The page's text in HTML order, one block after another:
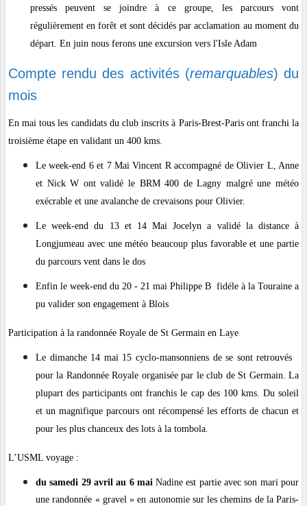
pressés peuvent se joindre à ce groupe, les parcours vont
régulièrement en forêt et sont décidés par acclamation au moment du
départ. En juin nous ferons une excursion vers l'Isle Adam
Compte rendu des activités (remarquables) du
mois
En mai tous les candidats du club inscrits à Paris-Brest-Paris ont franchi la
troisième étape en validant un 400 kms.
Le week-end 6 et 7 Mai Vincent R accompagné de Olivier L, Anne
et Nick W ont validé le BRM 400 de Lagny malgré une météo
exécrable et une avalanche de crevaisons pour Olivier.
Le week-end du 13 et 14 Mai Jocelyn a validé la distance à
Longjumeau avec une météo beaucoup plus favorable et une partie
du parcours vent dans le dos
Enfin le week-end du 20 - 21 mai Philippe B fidéle à la Touraine a
pu valider son engagement à Blois
Participation à la randonnée Royale de St Germain en Laye
Le dimanche 14 mai 15 cyclo-mansonniens de se sont retrouvés
pour la Randonnée Royale organisée par le club de St Germain. La
plupart des participants ont franchis le cap des 100 kms. Du soleil
et un magnifique parcours ont récompensé les efforts de chacun et
pour les plus chanceux des lots à la tombola.
L’USML voyage :
du samedi 29 avril au 6 maiNadine est partie avec son mari pour
une randonnée « gravel » en autonomie sur les chemins de la Paris-